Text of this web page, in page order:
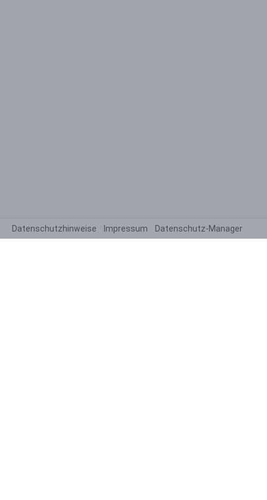
Datenschutzhinweise Impressum Datenschutz-Manager